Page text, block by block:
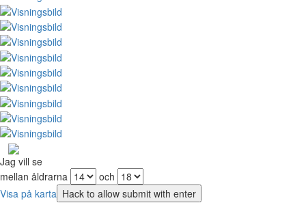
Jag vill se
mellan åldrarna
och
Visa på karta